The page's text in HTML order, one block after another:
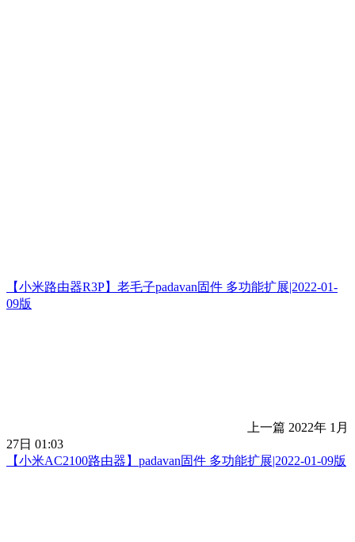
【小米路由器R3P】老毛子padavan固件 多功能扩展|2022-01-
09版
上一篇 2022年 1月
27日 01:03
【小米AC2100路由器】padavan固件 多功能扩展|2022-01-09版